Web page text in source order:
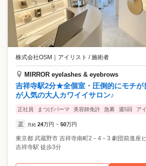
株式会社OSM アイリスト / 施術者
MIRROR eyelashes & eyebrows
吉祥寺駅2分★全個室・圧倒的にモチが
が人気の大人カワイイサロン♪
正社員 まつげパーマ 美容師免許 急募 週5回 ア
正 月給 24万円 ~ 50万円
東京都 武蔵野市 吉祥寺南町2－4－3 劇団前進座
吉祥寺駅 徒歩3分